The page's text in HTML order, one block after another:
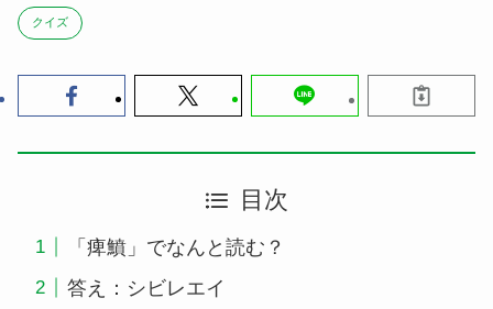
クイズ
目次
「痺鱝」でなんと読む？
答え：シビレエイ